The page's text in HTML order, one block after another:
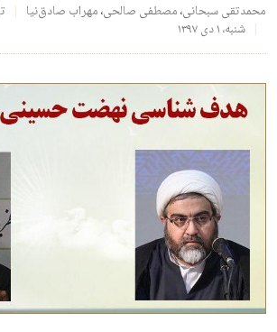
محمدتقی سبحانی،مصطفی صالحی،مهراب صادق‌نیا
شنبه، ۱ دی ۱۳۹۷